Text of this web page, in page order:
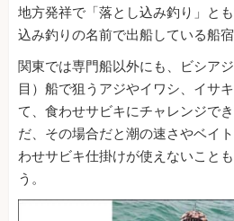
地方発祥で「落とし込み釣り」と
込み釣りの名前で出船している船宿
関東では専門船以外にも、ビシア
目）船で狙うアジやイワシ、イサ
て、食わせサビキにチャレンジで
だ、その場合だと潮の速さやベイ
わせサビキ仕掛けが使えないこと
う。